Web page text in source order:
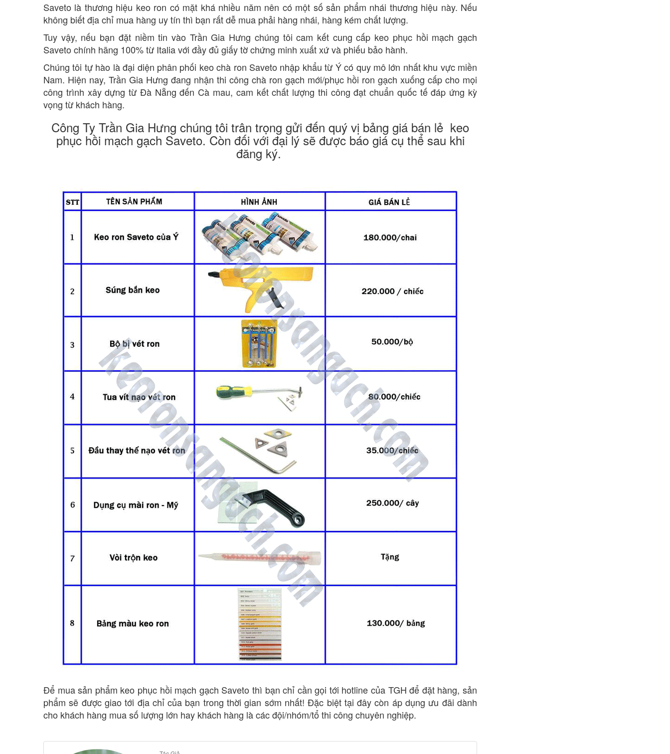
Saveto là thương hiệu keo ron có mặt khá nhiều năm nên có một số sản phẩm nhái thương hiệu này. Nếu
không biết địa chỉ mua hàng uy tín thì bạn rất dễ mua phải hàng nhái, hàng kém chất lượng.
Tuy vậy, nếu bạn đặt niềm tin vào Trần Gia Hưng chúng tôi cam kết cung cấp keo phục hồi mạch gạch
Saveto chính hãng 100% từ Italia với đầy đủ giấy tờ chứng minh xuất xứ và phiếu bảo hành.
Chúng tôi tự hào là đại diện phân phối keo chà ron Saveto nhập khẩu từ Ý có quy mô lớn nhất khu vực miền
Nam. Hiện nay, Trần Gia Hưng đang nhận thi công chà ron gạch mới/phục hồi ron gạch xuống cấp cho mọi
công trình xây dựng từ Đà Nẵng đến Cà mau, cam kết chất lượng thi công đạt chuẩn quốc tế đáp ứng kỳ
vọng từ khách hàng.
Công Ty Trần Gia Hưng chúng tôi trân trọng gửi đến quý vị bảng giá bán lẻ keo
phục hồi mạch gạch Saveto. Còn đối với đại lý sẽ được báo giá cụ thể sau khi
đăng ký.
Để mua sản phẩm keo phục hồi mạch gạch Saveto thì bạn chỉ cần gọi tới hotline của TGH để đặt hàng, sản
phẩm sẽ được giao tới địa chỉ của bạn trong thời gian sớm nhất! Đặc biệt tại đây còn áp dụng ưu đãi dành
cho khách hàng mua số lượng lớn hay khách hàng là các đội/nhóm/tổ thi công chuyên nghiệp.